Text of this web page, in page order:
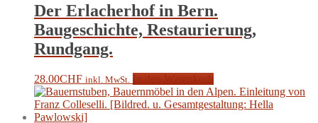
Der Erlacherhof in Bern.
Baugeschichte, Restaurierung,
Rundgang.
28.00CHF inkl. MwSt.